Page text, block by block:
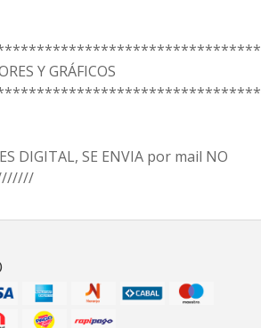
Y GRÁFICOS
DIGITAL, SE ENVIA por mail NO